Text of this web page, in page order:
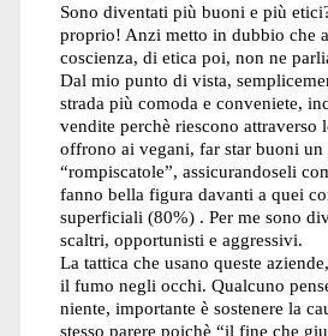
Sono diventati più buoni e più
proprio! Anzi metto in dubbio che
coscienza, di etica poi, non ne
Dal mio punto di vista,
strada più comoda e conveniete,
vendite perchè riescono attraverso
offrono ai vegani, far star buoni
“rompiscatole”, assicurandoseli
fanno bella figura davanti a quei
superficiali (80%) . Per me sono
scaltri, opportunisti e aggressivi.
La tattica che usano queste
il fumo negli occhi. Qualcuno
niente, importante è sostenere la
stesso parere poichè “il fine che